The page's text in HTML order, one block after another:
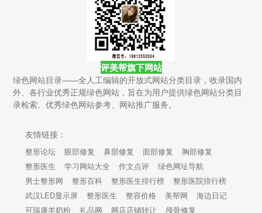
评美帮旗下网站
绿色网站目录——全人工编辑的开放式网站分类目录，收录国内
外、各行业优秀正规绿色网站，旨在为用户提供绿色网站分类目
录检索、优秀绿色网站参考、网站推广服务。
友情链接：
整形论坛 眼部修复 鼻部修复 面部修复
胸部修复
整形医生
学习网站大全 作文点评
绿色网址导航
男士整形网
整形百科 整形医生排行榜
整形医院排行榜
武汉LED显示屏
整形医生 整容价格 美帮网
海边日记
可瑞康羊奶粉
礼品网 网店店铺转让 颅骨修复